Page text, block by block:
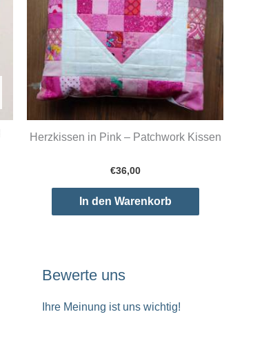
Herzkissen in Pink – Patchwork Kissen
€36,00
In den Warenkorb
Bewerte uns
Ihre Meinung ist uns wichtig!